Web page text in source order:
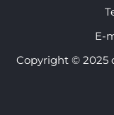
E-
Copyright © 2025